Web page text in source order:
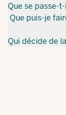
Que se passe-
Que puis-je
Qui décide de